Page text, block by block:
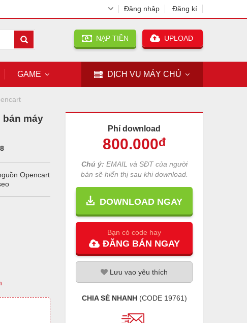
Đăng nhập Đăng kí
NẠP TIỀN UPLOAD
GAME DỊCH VỤ MÁY CHỦ
bán máy
Opencart
Phí download
800.000đ
Chú ý: EMAIL và SĐT của người
bán sẽ hiển thị sau khi download.
DOWNLOAD NGAY
Bạn có code hay
ĐĂNG BÁN NGAY
Lưu vao yêu thích
CHIA SẺ NHANH(CODE 19761)